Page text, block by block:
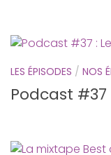
LES ÉPISODES / NOS
Podcast